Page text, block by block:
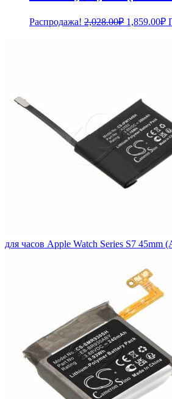
Распродажа! 2,028.00₽ 1,859.00₽
для часов Apple Watch Series S7 45mm